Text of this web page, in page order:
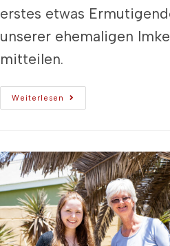
erstes etwas
unserer ehemaligen
mitteilen.
Weiterlesen